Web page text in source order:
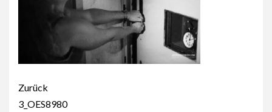
Beitragsnavigation
Zurück
3_OES8980